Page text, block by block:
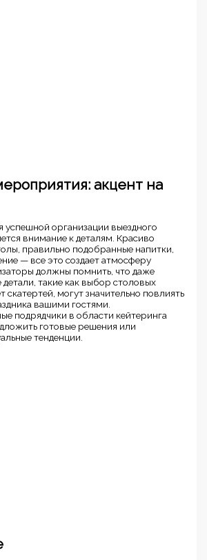
акцент на
успешной организации выездного
внимание к деталям. Красиво
правильно подобранные напитки,
— все это создает атмосферу
должны помнить, что даже
детали, такие как выбор столовых
скатертей, могут значительно повлиять
вашими гостями.
подрядчики в области кейтеринга
готовые решения или
тенденции.